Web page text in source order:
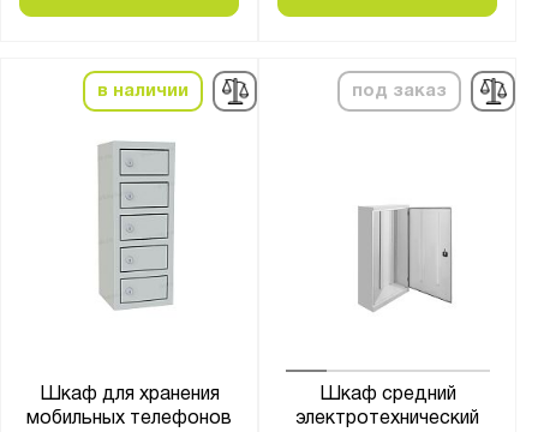
в наличии
Шкаф для хранения
мобильных телефонов
под заказ
Шкаф средний
электротехнический
LIGHT
MDC
ML CUBE
MLH
NLH
NM
NOBILIS
SL